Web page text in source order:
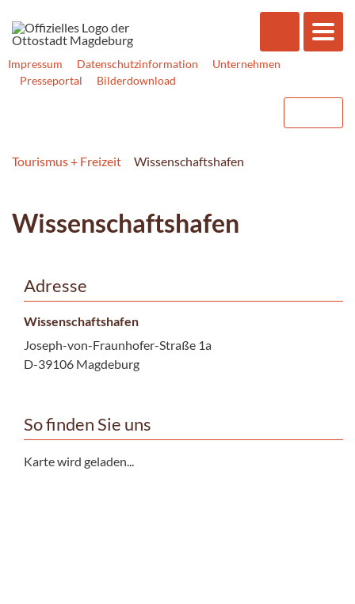
Impressum Datenschutzinformation
Unternehmen
Presseportal
Bilderdownload
Tourismus + Freizeit Wissenschaftshafen
Wissenschaftshafen
Adresse
Wissenschaftshafen
Joseph-von-Fraunhofer-Straße 1a
D-39106 Magdeburg
So finden Sie uns
Karte wird geladen...